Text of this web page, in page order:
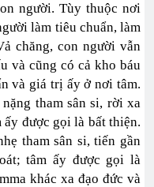
người. Tùy thuộc nơi
làm tiêu chuẩn, làm
chăng, con người vẫn
và cũng có cả kho báu
và giá trị ấy ở nơi tâm.
tham sân si, rời xa
được gọi là bất thiện.
tham sân si, tiến gần
tâm ấy được gọi là
khác xa đạo đức và